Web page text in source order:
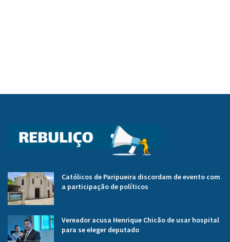
Católicos de Paripueira discordam de evento com
a participação de políticos
Vereador acusa Henrique Chicão de usar hospital
para se eleger deputado